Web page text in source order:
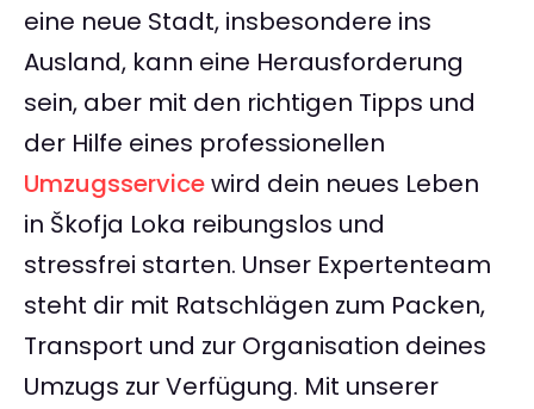
eine neue Stadt, insbesondere ins
Ausland, kann eine Herausforderung
sein, aber mit den richtigen Tipps und
der Hilfe eines professionellen
Umzugsservicewird dein neues Leben
in Škofja Loka reibungslos und
stressfrei starten. Unser Expertenteam
steht dir mit Ratschlägen zum Packen,
Transport und zur Organisation deines
Umzugs zur Verfügung. Mit unserer